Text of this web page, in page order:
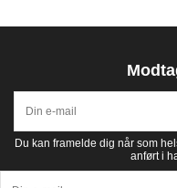
Du kan framelde dig når som
anført i